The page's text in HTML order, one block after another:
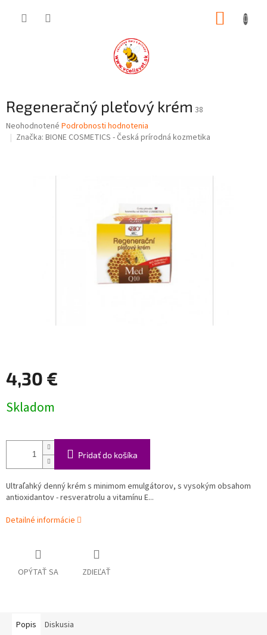
Regeneračný pleťový krém 38
Priemerné
hodnotenie
Neohodnotené Podrobnosti hodnotenia
Značka: BIONE COSMETICS - Česká prírodná kozmetika
4,30 €
cena:
Skladom
Pridať do košíka
Ultraľahký denný krém s minimom emulgátorov, s vysokým obsahom
antioxidantov - resveratrolu a vitamínu E...
Detailné informácie
OPÝTAŤ SA ZDIEĽAŤ
Popis Diskusia